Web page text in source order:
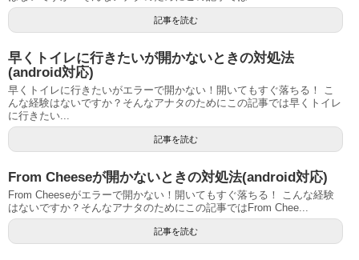
記事を読む
早くトイレに行きたいが開かないときの対処法
(android対応)
早くトイレに行きたいがエラーで開かない！開いてもすぐ落ちる！ こ
んな経験はないですか？そんなアナタのためにこの記事では早くトイレ
に行きたい...
記事を読む
From Cheeseが開かないときの対処法(android対応)
From Cheeseがエラーで開かない！開いてもすぐ落ちる！ こんな経験
はないですか？そんなアナタのためにこの記事ではFrom Chee...
記事を読む